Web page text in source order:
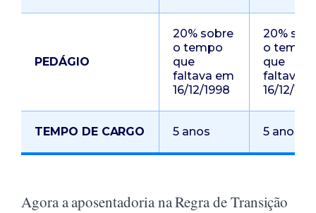
PEDÁGIO
20% sobre
o tempo
que
faltava em
16/12/1998
20%
o tempo
que
faltava
16/12/
TEMPO DE CARGO 5 anos 5 anos
Agora a aposentadoria na Regra de Transição